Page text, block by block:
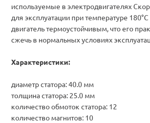
используемые в электродвигателях
для эксплуатации при температуре
двигатель термоустойчивым, что его
сжечь в нормальных условиях
Характеристики:
диаметр статора: 40.0 мм
толщина статора: 25.0 мм
количество обмоток статора: 12
количество магнитов: 10